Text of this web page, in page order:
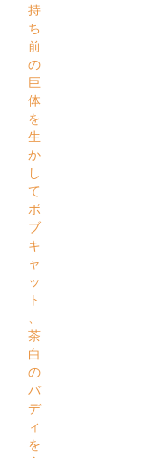
持
ち
前
の
巨
体
を
生
か
し
て
ボ
ブ
キ
ャ
ッ
ト
、
茶
白
の
バ
デ
ィ
を